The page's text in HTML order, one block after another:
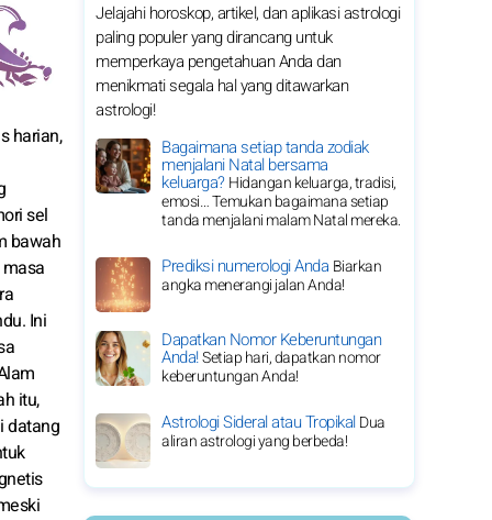
harian,
sel
bawah
Ini
itu,
datang
Jelajahi horoskop, artikel, dan aplikasi astrologi
paling populer yang dirancang untuk
memperkaya pengetahuan Anda dan
menikmati segala hal yang ditawarkan
astrologi!
Bagaimana setiap tanda zodiak
menjalani Natal bersama
keluarga?Hidangan keluarga, tradisi,
emosi… Temukan bagaimana setiap
tanda menjalani malam Natal mereka.
Prediksi numerologi Anda Biarkan
angka menerangi jalan Anda!
Dapatkan Nomor Keberuntungan
Anda!Setiap hari, dapatkan nomor
keberuntungan Anda!
Astrologi Sideral atau TropikalDua
aliran astrologi yang berbeda!